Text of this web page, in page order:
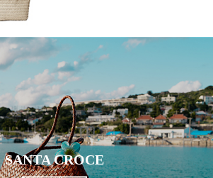
SANTA CROCE